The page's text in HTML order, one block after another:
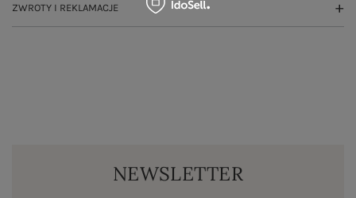
ZWROTY I REKLAMACJE
NEWSLETTER